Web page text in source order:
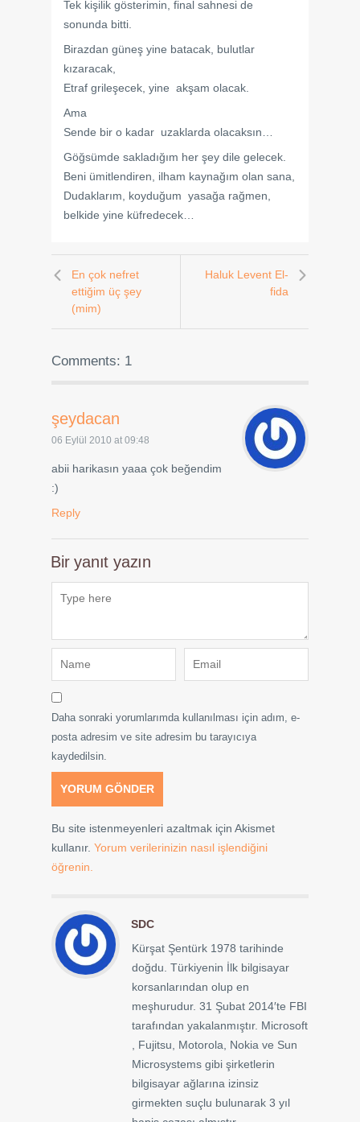
Tek kişilik gösterimin, final sahnesi de
sonunda bitti.
Birazdan güneş yine batacak, bulutlar
kızaracak,
Etraf grileşecek, yine akşam olacak.
Ama
Sende bir o kadar uzaklarda olacaksın…
Göğsümde sakladığım her şey dile gelecek.
Beni ümitlendiren, ilham kaynağım olan sana,
Dudaklarım, koyduğum yasağa rağmen,
belkide yine küfredecek…
En çok nefret
ettiğim üç şey
(mim)
Haluk Levent El-
fida
Comments: 1
şeydacan
06 Eylül 2010 at 09:48
abii harikasın yaaa çok beğendim
:)
Reply
Bir yanıt yazın
Daha sonraki yorumlarımda kullanılması için adım, e-
posta adresim ve site adresim bu tarayıcıya
kaydedilsin.
Bu site istenmeyenleri azaltmak için Akismet
kullanır. Yorum verilerinizin nasıl işlendiğini
öğrenin.
SDC
Kürşat Şentürk 1978 tarihinde
doğdu. Türkiyenin İlk bilgisayar
korsanlarından olup en
meşhurudur. 31 Şubat 2014′te FBI
tarafından yakalanmıştır. Microsoft
, Fujitsu, Motorola, Nokia ve Sun
Microsystems gibi şirketlerin
bilgisayar ağlarına izinsiz
girmekten suçlu bulunarak 3 yıl